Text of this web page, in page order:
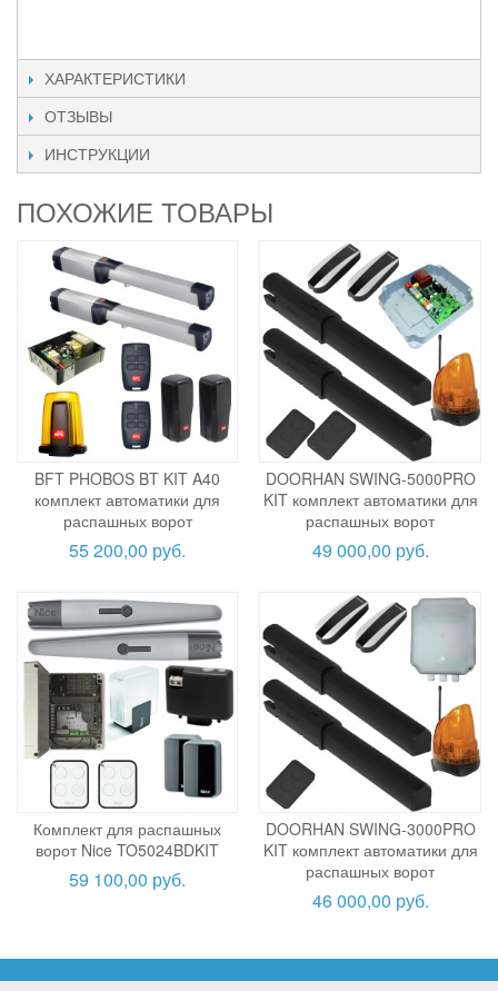
ХАРАКТЕРИСТИКИ
ОТЗЫВЫ
ИНСТРУКЦИИ
ПОХОЖИЕ ТОВАРЫ
BFT PHOBOS BT KIT A40
комплект автоматики для
распашных ворот
55 200,00 руб.
DOORHAN SWING-5000PRO
KIT комплект автоматики для
распашных ворот
49 000,00 руб.
Комплект для распашных
ворот Nice TO5024BDKIT
59 100,00 руб.
DOORHAN SWING-3000PRO
KIT комплект автоматики для
распашных ворот
46 000,00 руб.